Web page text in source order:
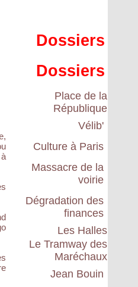
Dossiers
Dossiers
Place de la
République
Vélib'
Culture à Paris
Massacre de la
voirie
Dégradation des
finances
Les Halles
Le Tramway des
Maréchaux
Jean Bouin